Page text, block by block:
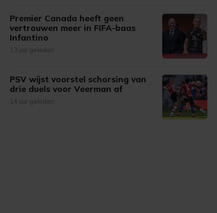
Premier Canada heeft geen
vertrouwen meer in FIFA-baas
Infantino
13 uur geleden
PSV wijst voorstel schorsing van
drie duels voor Veerman af
14 uur geleden